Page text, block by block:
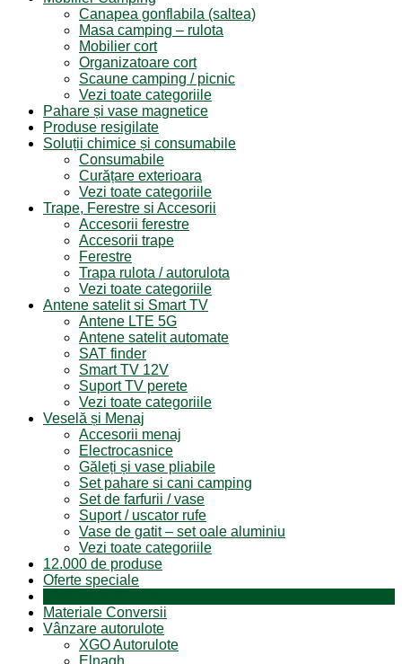
Canapea gonflabila (saltea)
Masa camping – rulota
Mobilier cort
Organizatoare cort
Scaune camping / picnic
Vezi toate categoriile
Pahare și vase magnetice
Produse resigilate
Soluții chimice și consumabile
Consumabile
Curățare exterioara
Vezi toate categoriile
Trape, Ferestre si Accesorii
Accesorii ferestre
Accesorii trape
Ferestre
Trapa rulota / autorulota
Vezi toate categoriile
Antene satelit si Smart TV
Antene LTE 5G
Antene satelit automate
SAT finder
Smart TV 12V
Suport TV perete
Vezi toate categoriile
Veselă și Menaj
Accesorii menaj
Electrocasnice
Găleți și vase pliabile
Set pahare si cani camping
Set de farfurii / vase
Suport / uscator rufe
Vase de gatit – set oale aluminiu
Vezi toate categoriile
12.000 de produse
Oferte speciale
Materiale Conversii
Vânzare autorulote
XGO Autorulote
Elnagh